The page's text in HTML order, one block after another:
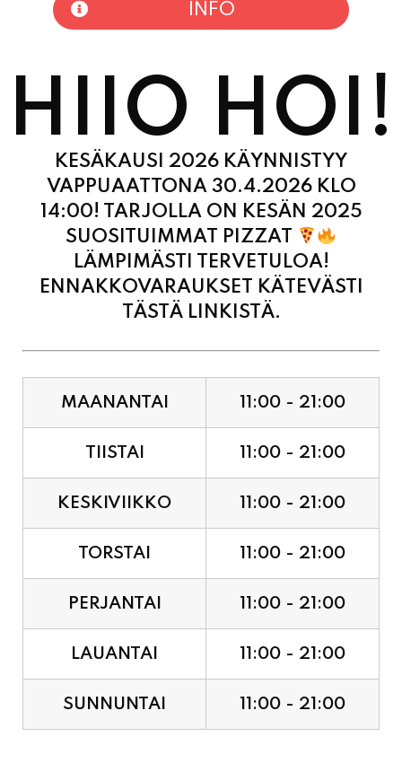
HIIO HOI!
KESÄKAUSI 2026 KÄYNNISTYY
VAPPUAATTONA 30.4.2026 KLO
14:00! TARJOLLA ON KESÄN 2025
SUOSITUIMMAT PIZZAT
LÄMPIMÄSTI TERVETULOA!
ENNAKKOVARAUKSET KÄTEVÄSTI
TÄSTÄ LINKISTÄ.
TIISTAI 11:00 - 21:00
KESKIVIIKKO 11:00 - 21:00
TORSTAI 11:00 - 21:00
PERJANTAI 11:00 - 21:00
LAUANTAI 11:00 - 21:00
SUNNUNTAI 11:00 - 21:00